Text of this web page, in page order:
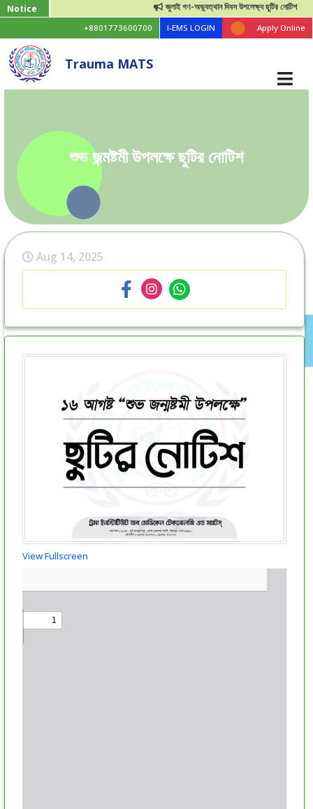
Notice জুলাই গণ-অভ্যুত্থান দিবস উপলেক্ষ্য ছুটির নোটিশ
+8801773600700 I-EMS LOGIN Apply Online
Trauma MATS
শুভ জন্মষ্টমী উপলক্ষে ছুটির নোটিশ
Aug 14, 2025
View Fullscreen
PDF
content